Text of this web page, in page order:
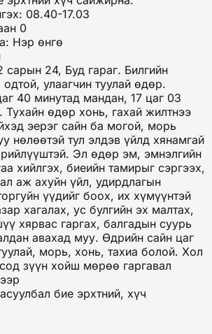
08.40-17.03
0
Нэр өнгө
сарын 24, Буд гараг. Билгийн
улаагчин туулай өдөр.
40 минутад мандан, 17 цаг 03
Тухайн өдөр хонь, гахай жилтнээ
эерэг сайн ба могой, морь
нөлөөтэй тул элдэв үйлд хянамгай
Эл өдөр эм, эмнэлгийн
хийлгэх, биеийн тамирыг сэргээх,
аж ахуйн үйл, удирдлагын
үүдийг боох, их хүмүүнтэй
хагалах, ус булгийн эх малтах,
хярвас гаргах, балгадын суурь
авахад муу. Өдрийн сайн цаг
морь, хонь, тахиа болой. Хол
зүүн хойш мөрөө гаргавал
бие эрхтний, хүч